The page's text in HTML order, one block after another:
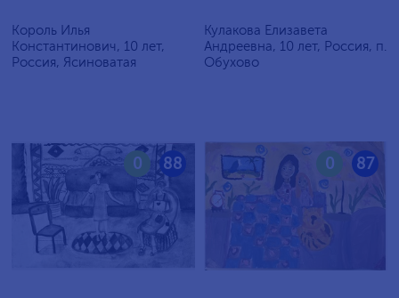
Король Илья
Константинович, 10 лет,
Россия, Ясиноватая
Кулакова Елизавета
Андреевна, 10 лет, Россия, п.
Обухово
88
0 87
0